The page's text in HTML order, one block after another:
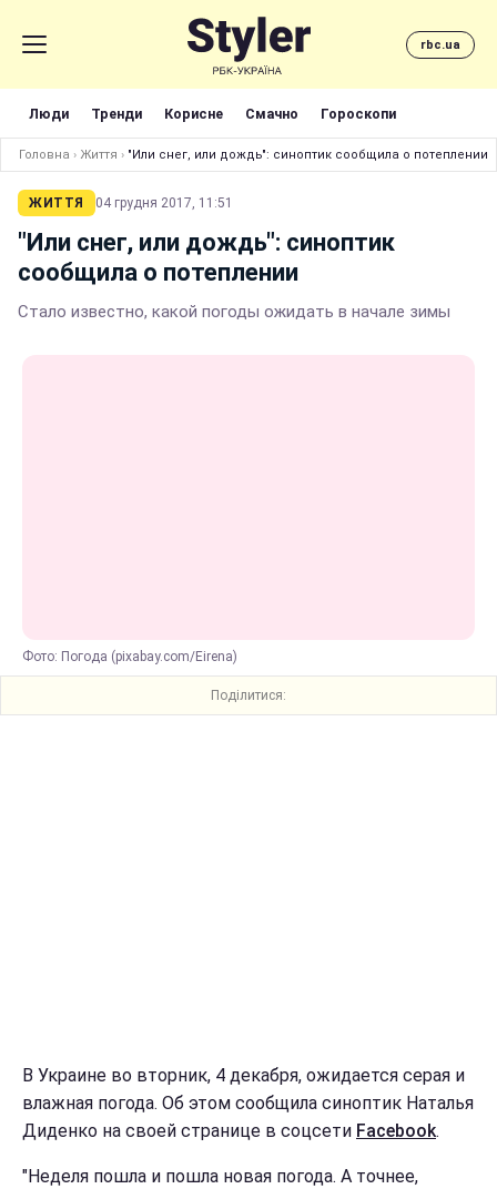
rbc.ua
Люди Тренди Корисне Смачно Гороскопи
Головна › Життя › "Или снег, или дождь": синоптик сообщила о потеплении
ЖИТТЯ 04 грудня 2017, 11:51
"Или снег, или дождь": синоптик
сообщила о потеплении
Стало известно, какой погоды ожидать в начале зимы
Фото: Погода (pixabay.com/Eirena)
Поділитися:
В Украине во вторник, 4 декабря, ожидается серая и
влажная погода. Об этом сообщила синоптик Наталья
Диденко на своей странице в соцсети Facebook.
"Неделя пошла и пошла новая погода. А точнее,